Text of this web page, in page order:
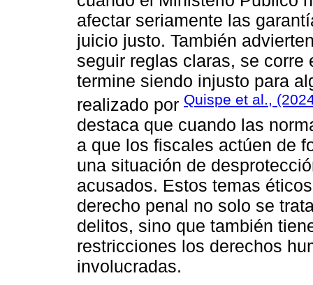
afectar seriamente las
juicio justo. También
seguir reglas claras, se
termine siendo injusto para
realizado por Quispe et al.,
destaca que cuando las
a que los fiscales actúen de
una situación de
acusados. Estos temas
derecho penal no solo se
delitos, sino que también
restricciones los derechos
involucradas.